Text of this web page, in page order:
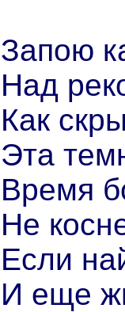
Запою
Над
Как
Эта
Время
Не
Если
И еще